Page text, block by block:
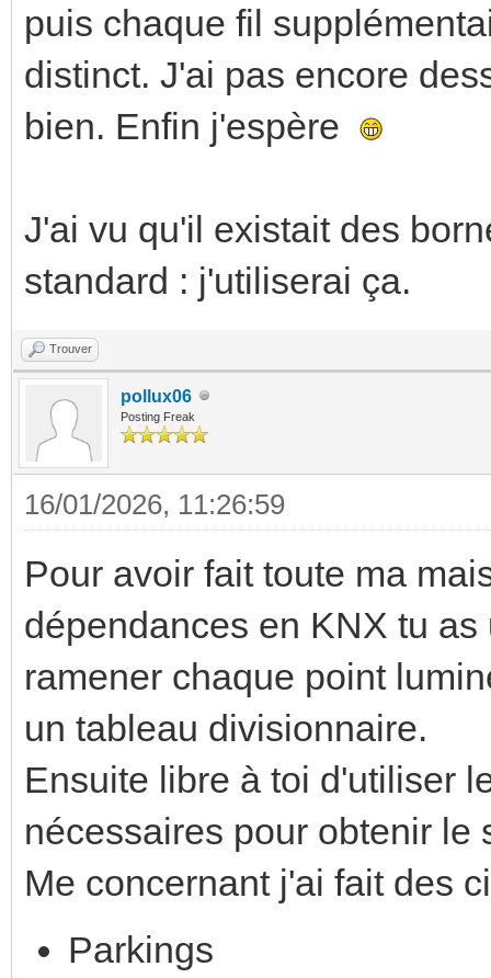
puis chaque fil
distinct. J'ai pas encore
bien. Enfin j'espère
J'ai vu qu'il existait des
standard : j'utiliserai ça.
Trouver
pollux06
Posting Freak
16/01/2026, 11:26:59
Pour avoir fait toute ma
dépendances en KNX tu
ramener chaque point
un tableau divisionnaire.
Ensuite libre à toi d'utiliser
nécessaires pour obtenir le
Me concernant j'ai fait des
Parkings